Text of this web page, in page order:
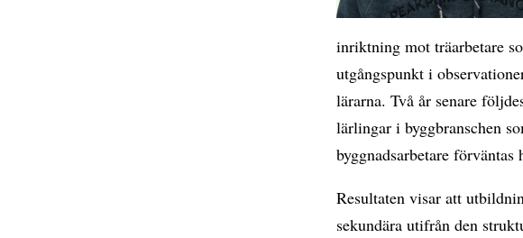
inriktning mot träarbetare
utgångspunkt i
lärarna. Två år senare
lärlingar i byggbranschen
byggnadsarbetare förväntas
Resultaten visar att
sekundära utifrån den